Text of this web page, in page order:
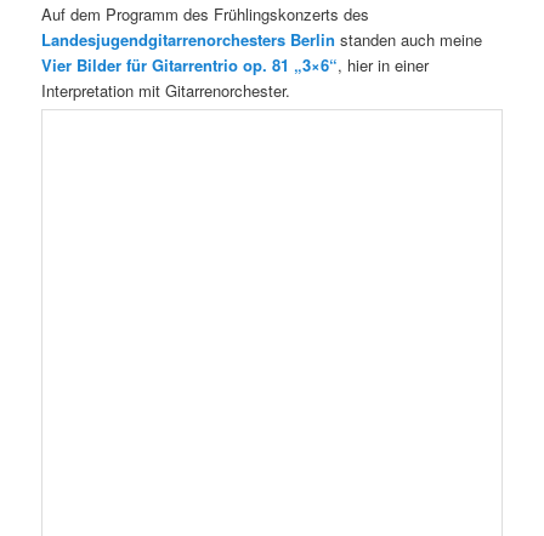
Auf dem Programm des Frühlingskonzerts des
Landesjugendgitarrenorchesters Berlin standen auch meine
Vier Bilder für Gitarrentrio op. 81 „3×6“, hier in einer
Interpretation mit Gitarrenorchester.